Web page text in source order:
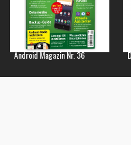
Android Magazin Nr. 36